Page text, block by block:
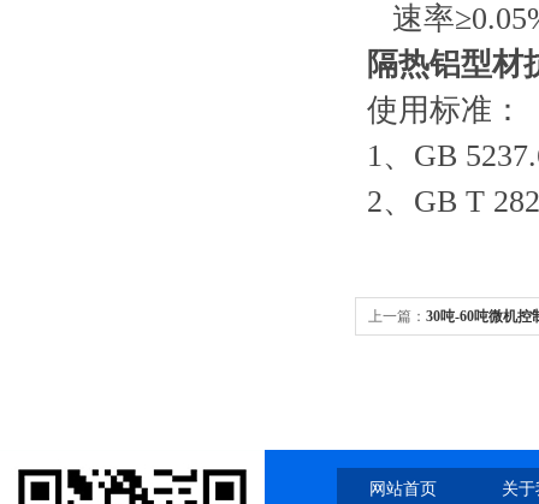
速率
隔热铝型材
使用标准：
1、GB
2、GB T
上一篇： 30吨-60吨微机控
网站首页 关